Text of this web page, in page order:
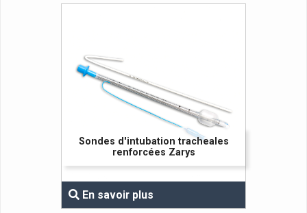
Sondes d'intubation tracheales
renforcées Zarys
En savoir plus